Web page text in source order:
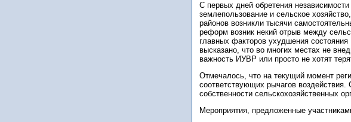
С первых дней обретения
землепользование и сельское
районов возникли тысячи
реформ возник некий отрыв между
главных факторов ухудшения
высказано, что во многих местах не
важность ИУВР или просто не хотят
Отмечалось, что на текущий момент
соответствующих рычагов
собственности сельскохозяйственных
Мероприятия, предложенные